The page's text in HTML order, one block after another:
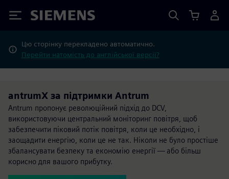
Siemens
Цю сторінку перекладено автоматично.
Перейти натомість до англійської версії?
antrumX за підтримки Antrum
Antrum пропонує революційний підхід до DCV,
використовуючи центральний моніторинг повітря, щоб
забезпечити піковий потік повітря, коли це необхідно, і
заощадити енергію, коли це не так. Ніколи не було простіше
збалансувати безпеку та економію енергії — або більш
корисно для вашого прибутку.